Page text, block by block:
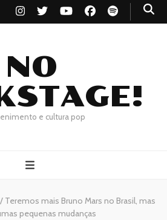
NO
e cultura pop
/ Teremos mais Bruno Mars no Brasil, mas
pequenas mudanças